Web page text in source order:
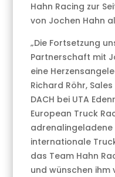
Hahn Racing zur
von Jochen Hahn
„Die Fortsetzung
Partnerschaft mit
eine
Richard Röhr,
DACH bei UTA
European Truck
internationale
das Team Hahn
und wünschen ihm